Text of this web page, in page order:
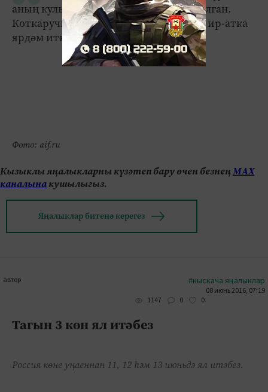
аның кулы кран кабинасы астында калган.
Коткаручылар зыян күргән 52 яшьлек ир-атка
ярдәм иткәннәр.
Фото: aif.ru
Кызыклы яңалыкларны күзәтеп бару өчен безнеңМАХ
каналынакушылыгыз.
Яңалыклар битенә керегез
автор #кыскача яңалыклар
08 июнь 2016, 07:19
1147
0 0
Тагын 3 көн ял итәбез
Россия көне уңаеннан 11, 12 һәм 13 июньдә ял итәбез.